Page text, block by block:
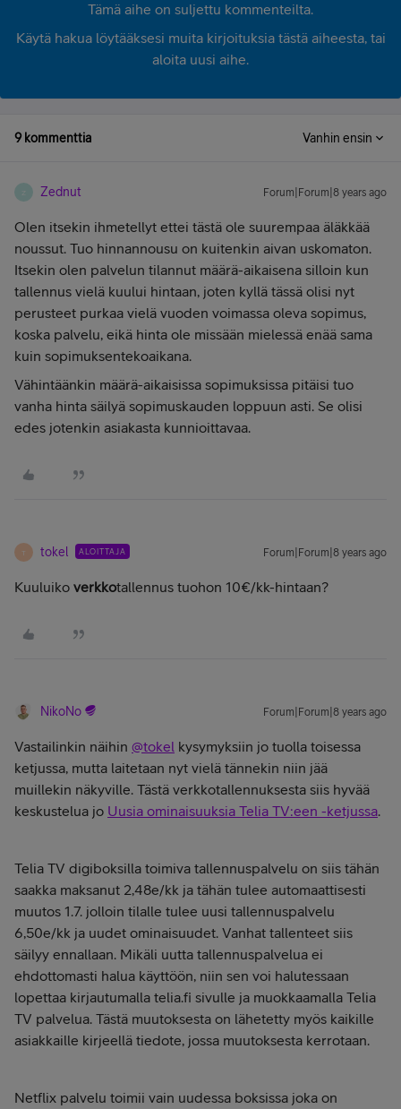
Tämä aihe on suljettu kommenteilta.
Käytä hakua löytääksesi muita kirjoituksia tästä aiheesta, tai
aloita uusi aihe.
9 kommenttia Vanhin ensin
Z Zednut Forum|Forum|8 years ago
Olen itsekin ihmetellyt ettei tästä ole suurempaa äläkkää
noussut. Tuo hinnannousu on kuitenkin aivan uskomaton.
Itsekin olen palvelun tilannut määrä-aikaisena silloin kun
tallennus vielä kuului hintaan, joten kyllä tässä olisi nyt
perusteet purkaa vielä vuoden voimassa oleva sopimus,
koska palvelu, eikä hinta ole missään mielessä enää sama
kuin sopimuksentekoaikana.
Vähintäänkin määrä-aikaisissa sopimuksissa pitäisi tuo
vanha hinta säilyä sopimuskauden loppuun asti. Se olisi
edes jotenkin asiakasta kunnioittavaa.
T tokel ALOITTAJA Forum|Forum|8 years ago
Kuuluiko verkkotallennus tuohon 10€/kk-hintaan?
NikoNo Forum|Forum|8 years ago
Vastailinkin näihin @tokel kysymyksiin jo tuolla toisessa
ketjussa, mutta laitetaan nyt vielä tännekin niin jää
muillekin näkyville. Tästä verkkotallennuksesta siis hyvää
keskustelua jo Uusia ominaisuuksia Telia TV:een -ketjussa.
Telia TV digiboksilla toimiva tallennuspalvelu on siis tähän
saakka maksanut 2,48e/kk ja tähän tulee automaattisesti
muutos 1.7. jolloin tilalle tulee uusi tallennuspalvelu
6,50e/kk ja uudet ominaisuudet. Vanhat tallenteet siis
säilyy ennallaan. Mikäli uutta tallennuspalvelua ei
ehdottomasti halua käyttöön, niin sen voi halutessaan
lopettaa kirjautumalla telia.fi sivulle ja muokkaamalla Telia
TV palvelua. Tästä muutoksesta on lähetetty myös kaikille
asiakkaille kirjeellä tiedote, jossa muutoksesta kerrotaan.
Netflix palvelu toimii vain uudessa boksissa joka on